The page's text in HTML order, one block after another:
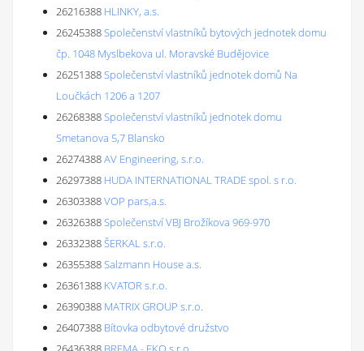
26216388 HLINKY, a.s.
26245388Společenství vlastníků bytových jednotek domu
čp. 1048 Myslbekova ul. Moravské Budějovice
26251388Společenství vlastníků jednotek domů Na
Loučkách 1206 a 1207
26268388Společenství vlastníků jednotek domu
Smetanova 5,7 Blansko
26274388AV Engineering, s.r.o.
26297388 HUDA INTERNATIONAL TRADE spol. s r.o.
26303388VOP pars,a.s.
26326388Společenství VBJ Brožíkova 969-970
26332388ŠERKAL s.r.o.
26355388Salzmann House a.s.
26361388 KVATOR s.r.o.
26390388 MATRIX GROUP s.r.o.
26407388 Bítovka odbytové družstvo